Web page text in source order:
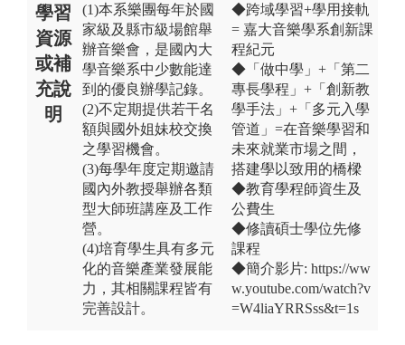
學習
資源
或補
充說
明
(1)本系樂團每年於國
家級及縣市級場館舉
辦音樂會，是國內大
學音樂系中少數能達
到的優良辦學記錄。
(2)不定期提供若干名
額與國外姐妹校交換
之學習機會。
(3)每學年度定期邀請
國內外教授舉辦各類
型大師班講座及工作
營。
(4)培育學生具有多元
化的音樂產業發展能
力，其相關課程皆有
完善設計。
◆跨域學習+學用接軌
= 嘉大音樂學系創新課
程紀元
◆「做中學」+「第二
專長學程」+「創新教
學手法」+「多元入學
管道」=在音樂學習和
未來就業市場之間，
搭建學以致用的橋樑
◆教育學程師資生及
公費生
◆修讀碩士學位先修
課程
◆簡介影片: https://ww
w.youtube.com/watch?v
=W4liaYRRSss&t=1s